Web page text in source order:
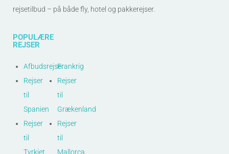
rejsetilbud – på både fly, hotel og pakkerejser.
POPULÆRE
REJSER
Afbudsrejser
Rejser
til
Spanien
Rejser
til
Tyrkiet
Frankrig
Rejser
til
Grækenland
Rejser
til
Mallorca